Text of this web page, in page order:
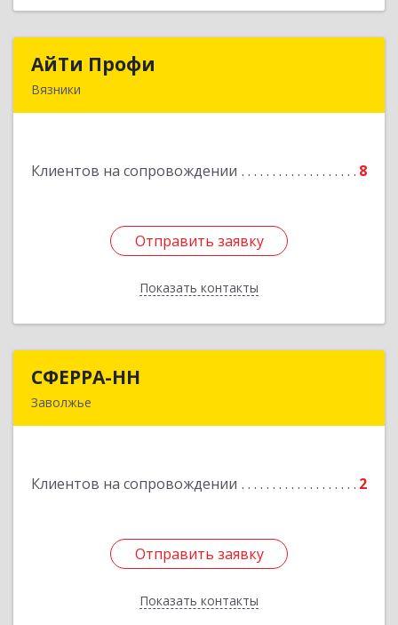
АйТи Профи
Вязники
Клиентов на сопровождении 8
Отправить заявку
Показать контакты
Отправить заявку
Назад
СФЕРРА-НН
Заволжье
Клиентов на сопровождении 2
Отправить заявку
Показать контакты
Отправить заявку
Назад